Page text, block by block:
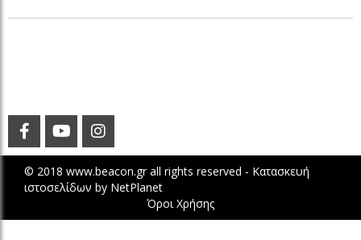
© 2018 www.beacon.gr all rights reserved - Κατασκευή
ιστοσελίδων by NetPlanet
Όροι Χρήσης